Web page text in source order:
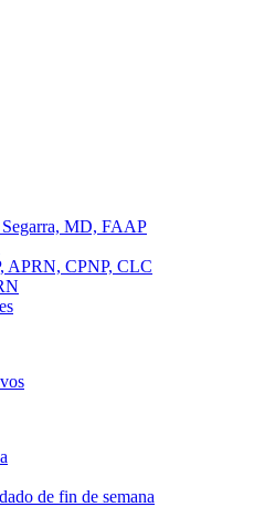
MD, FAAP
APRN, CPNP, CLC
de fin de semana